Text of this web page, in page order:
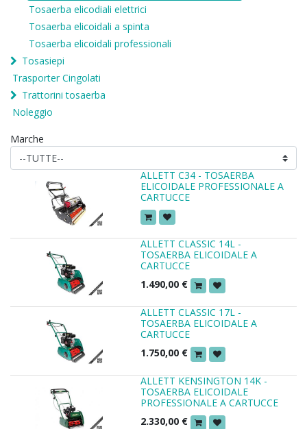
Tosaerba elicodiali elettrici
Tosaerba elicoidali a spinta
Tosaerba elicoidali professionali
Tosasiepi
Trasporter Cingolati
Trattorini tosaerba
Noleggio
Marche
ALLETT C34 - TOSAERBA
ELICOIDALE PROFESSIONALE A
CARTUCCE
ALLETT CLASSIC 14L -
TOSAERBA ELICOIDALE A
CARTUCCE
1.490,00 €
ALLETT CLASSIC 17L -
TOSAERBA ELICOIDALE A
CARTUCCE
1.750,00 €
ALLETT KENSINGTON 14K -
TOSAERBA ELICOIDALE
PROFESSIONALE A CARTUCCE
2.330,00 €